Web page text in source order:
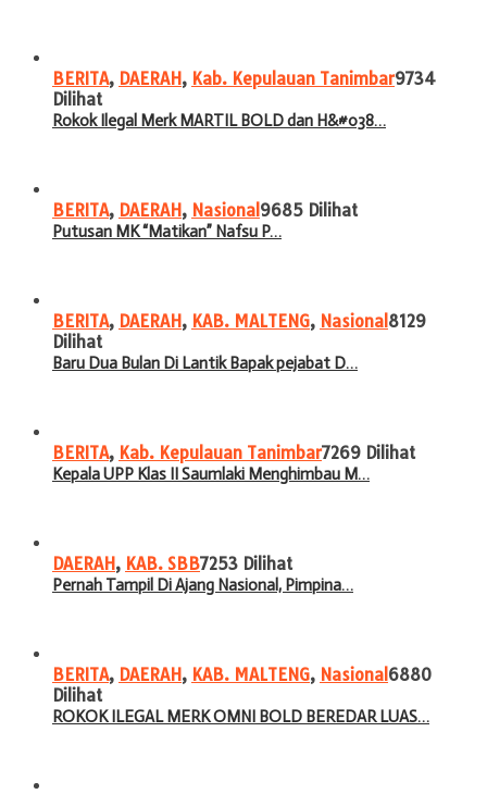
BERITA, DAERAH, Kab. Kepulauan Tanimbar9734
Dilihat
Rokok Ilegal Merk MARTIL BOLD dan H&#038…
BERITA, DAERAH, Nasional 9685 Dilihat
Putusan MK “Matikan” Nafsu P…
BERITA, DAERAH, KAB. MALTENG, Nasional 8129
Dilihat
Baru Dua Bulan Di Lantik Bapak pejabat D…
BERITA, Kab. Kepulauan Tanimbar7269 Dilihat
Kepala UPP Klas II Saumlaki Menghimbau M…
DAERAH, KAB. SBB7253 Dilihat
Pernah Tampil Di Ajang Nasional, Pimpina…
BERITA, DAERAH, KAB. MALTENG, Nasional 6880
Dilihat
ROKOK ILEGAL MERK OMNI BOLD BEREDAR LUAS…